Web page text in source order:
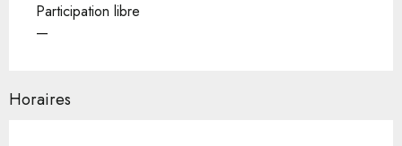
Participation libre
—
Horaires